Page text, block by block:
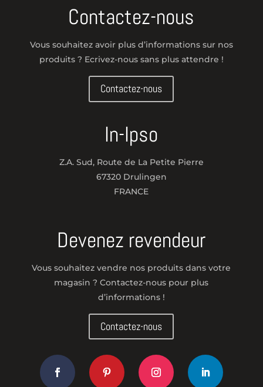
Contactez-nous
Vous souhaitez avoir plus d’informations sur nos
produits ? Ecrivez-nous sans plus attendre !
Contactez-nous
In-Ipso
Z.A. Sud, Route de La Petite Pierre
67320 Drulingen
FRANCE
Devenez revendeur
Vous souhaitez vendre nos produits dans votre
magasin ? Contactez-nous pour plus
d’informations !
Contactez-nous